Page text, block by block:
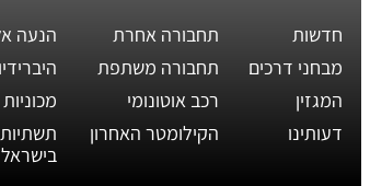
חדשות
מבחני דרכים
המגזין
דעותינו
תחבורה אחרת
תחבורה משתפת
רכב אוטונומי
הקילומטר האחרון
הנעה
בישראל